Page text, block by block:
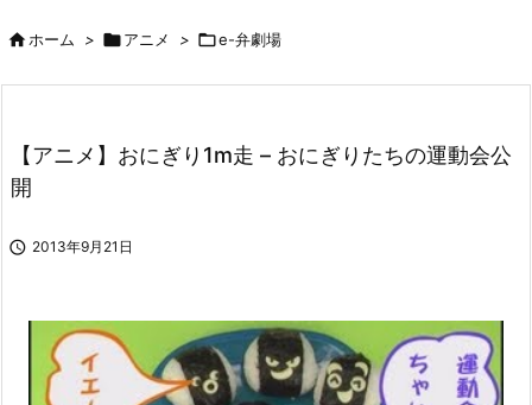


検索
ホーム > アニメ > e-弁劇場
【アニメ】おにぎり1m走 – おにぎりたちの運動会公
開
 2013年9月21日